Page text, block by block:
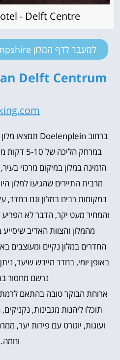
- Delft Centre
למעבר לדף המלון Hampshire בבוקינג לחצו כאן
Delft Centrum
במרחק
הזמינה במלון במיקום מרכזי
מרבית התיירים שהגיעו למלון
במקומות רבים במלון וגם
והמחיר מעט יקר, הדבר לא
מהמלון והצוות האדיב
החדרים במלון נקיים ומעוצבים
באופן יומי, בחדר מייבש שיער,
נרשם מחסור
ארוחת הבוקר טובה בהתאם לרמת
תוכלו ליהנות מגבינות,
ועוגות, יוגורט עם פירות יער,
וחמה.